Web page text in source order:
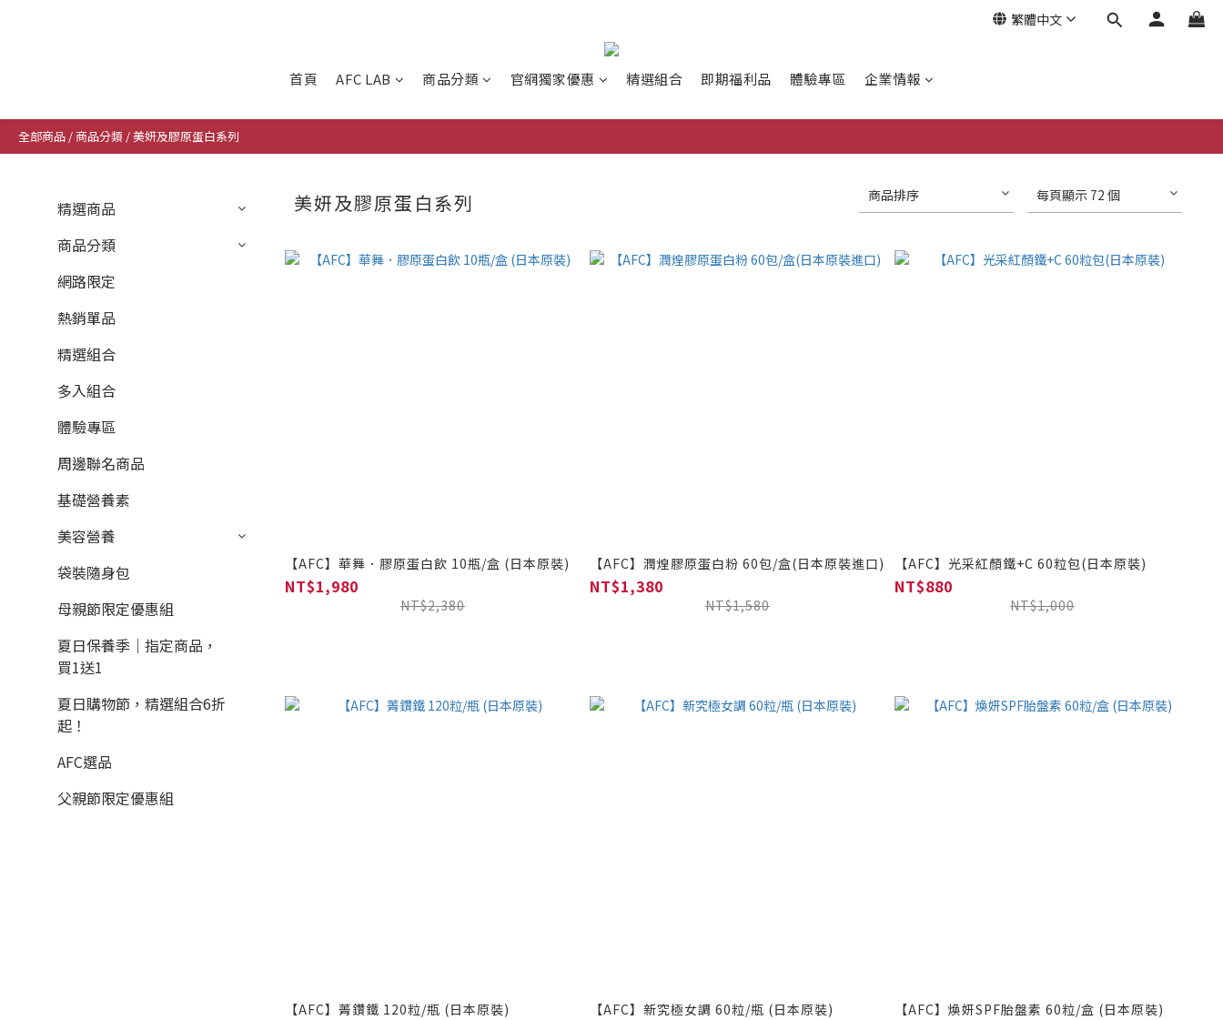
繁體中文
首頁 AFC LAB 商品分類 官網獨家優惠 精選組合 即期福利品 體驗專區 企業情報
全部商品 /商品分類 /美妍及膠原蛋白系列
精選商品
商品分類
網路限定
熱銷單品
精選組合
多入組合
體驗專區
周邊聯名商品
基礎營養素
美容營養
袋裝隨身包
母親節限定優惠組
夏日保養季｜指定商品，
買1送1
夏日購物節，精選組合6折
起！
AFC選品
父親節限定優惠組
美妍及膠原蛋白系列 商品排序 每頁顯示 72 個
【AFC】華舞．膠原蛋白飲 10瓶/盒 (日本原裝)
NT$1,980
NT$2,380
【AFC】潤煌膠原蛋白粉 60包/盒(日本原裝進口)
NT$1,380
NT$1,580
【AFC】光采紅顏鐵+C 60粒包(日本原裝)
NT$880
NT$1,000
【AFC】菁鑽鐵 120粒/瓶 (日本原裝) 【AFC】新究極女調 60粒/瓶 (日本原裝) 【AFC】煥妍SPF胎盤素 60粒/盒 (日本原裝)